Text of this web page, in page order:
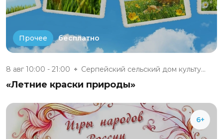
Прочее бесплатно
8 авг 10:00 - 21:00 Серпейский сельский дом культу...
«Летние краски природы»
6+